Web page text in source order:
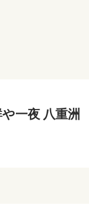
一夜 八重洲